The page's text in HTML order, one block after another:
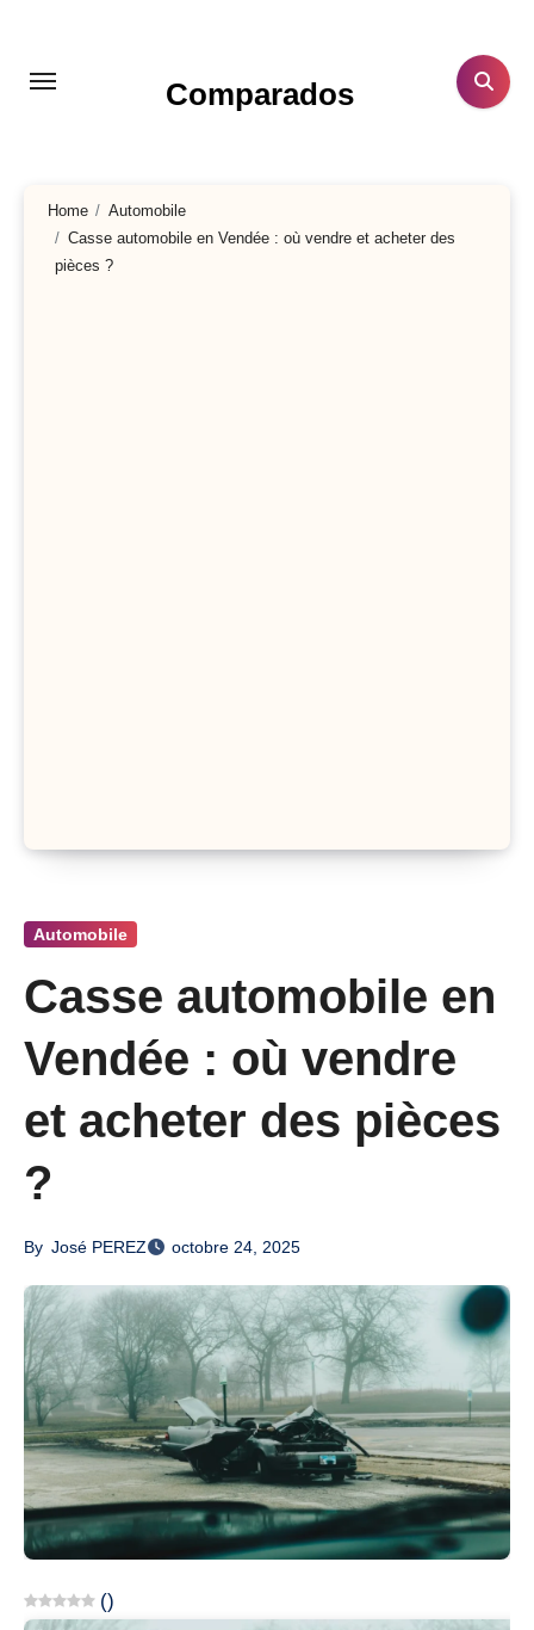
contenu
Comparados
Home
Automobile
Casse automobile en Vendée : où vendre et acheter des
pièces ?
Automobile
Casse automobile en
Vendée : où vendre
et acheter des pièces
?
By José PEREZ octobre 24, 2025
()